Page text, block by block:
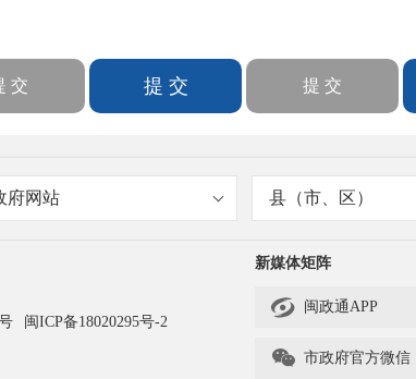
府网站 县（市、区）
闽ICP备18020295号-2
新媒体矩阵
 闽政通APP
 市政府官方微信